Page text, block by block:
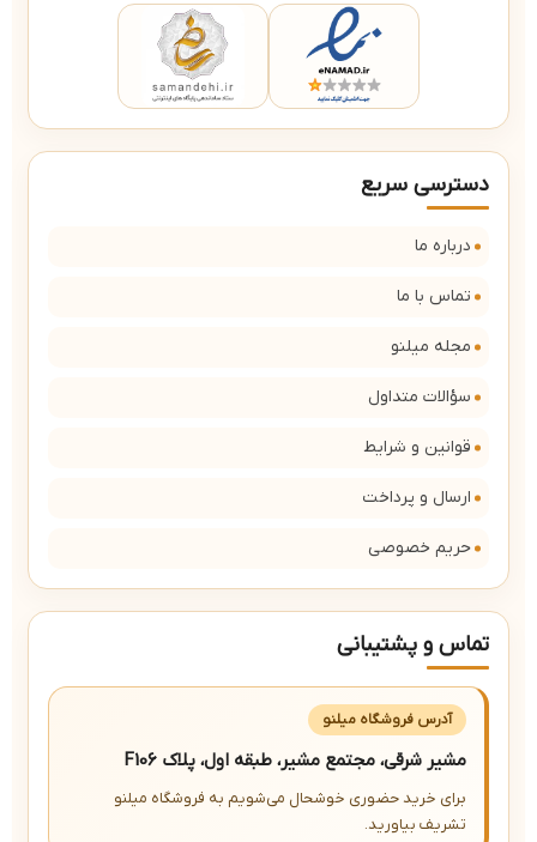
دسترسی سریع
درباره ما
تماس با ما
مجله میلنو
سؤالات متداول
قوانین و شرایط
ارسال و پرداخت
حریم خصوصی
تماس و پشتیبانی
آدرس فروشگاه میلنو
مشیر شرقی، مجتمع مشیر، طبقه اول، پلاک F106
برای خرید حضوری خوشحال می‌شویم به فروشگاه میلنو
تشریف بیاورید.